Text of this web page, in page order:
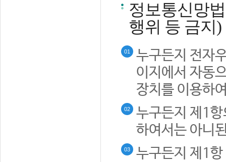
정보통신망
행위 등 금지)
01
누구든지 전자
이지에서 자동
장치를 이용하
02
누구든지 제1
하여서는 아니
03
누구든지 제1